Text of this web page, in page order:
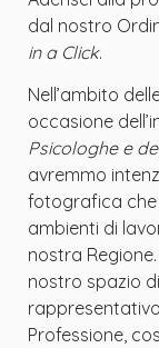
dal nostro
in a Click.
Nell’ambito
occasione
Psicologhe e
avremmo
fotografica che
ambienti di
nostra
nostro spazio
Professione,